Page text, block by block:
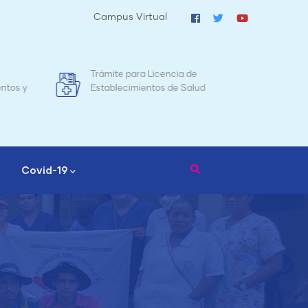
Campus Virtual
de
Salud
Mapa de Mortalidad Materna en
Nicaragua
Covid-19